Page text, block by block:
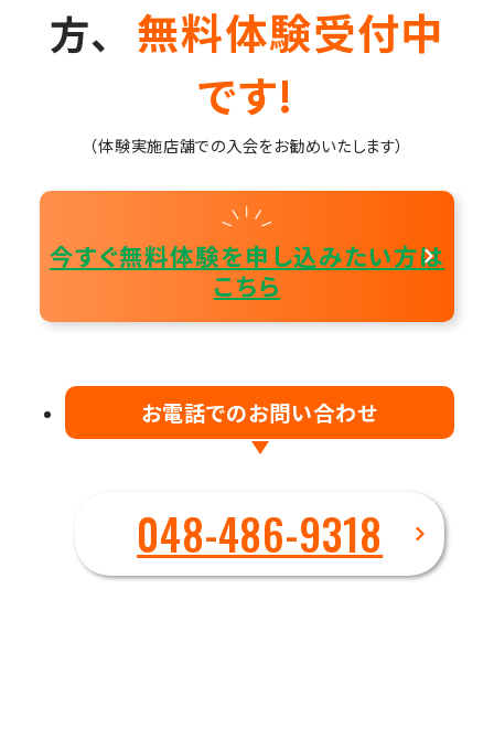
方、 無料体験受付中
です!
（体験実施店舗での入会をお勧めいたします）
今すぐ無料体験を申し込みたい方は
こちら
お電話でのお問い合わせ
048-486-9318